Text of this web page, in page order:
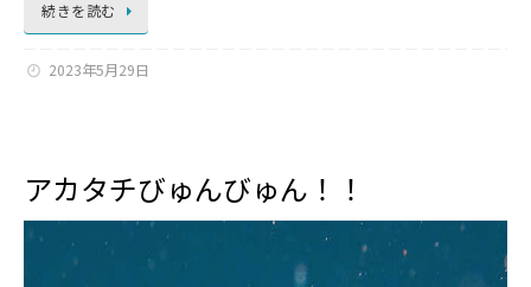
続きを読む
2023年5月29日
アカタチびゅんびゅん！！